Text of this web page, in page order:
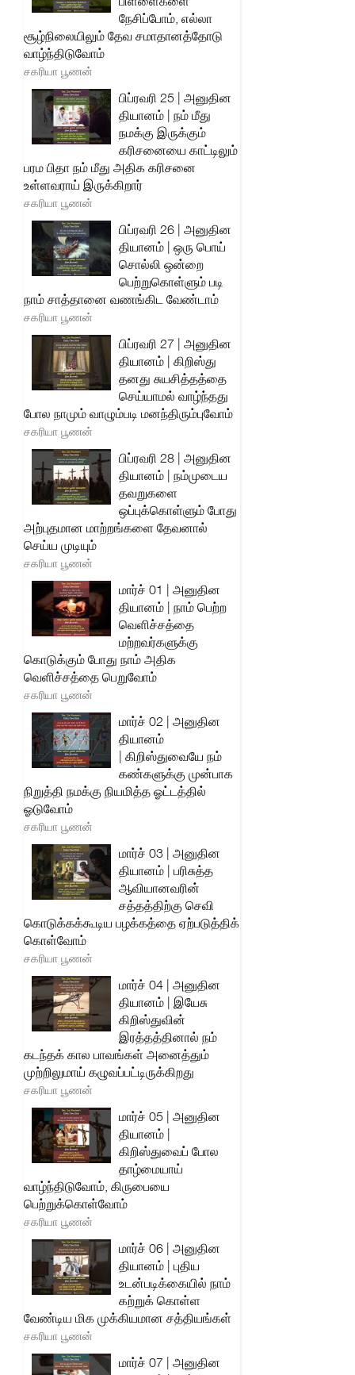
நேசிப்போம், எல்லா
சூழ்நிலையிலும் தேவ சமாதானத்தோடு
வாழ்ந்திடுவோம்
சகரியா பூணன்
பிப்ரவரி 25 | அனுதின
தியானம் | நம் மீது
நமக்கு இருக்கும்
கரிசனையை காட்டிலும்
பரம பிதா நம் மீது அதிக கரிசனை
உள்ளவராய் இருக்கிறார்
சகரியா பூணன்
பிப்ரவரி 26 | அனுதின
தியானம் | ஒரு பொய்
சொல்லி ஒன்றை
பெற்றுகொள்ளும் படி
நாம் சாத்தானை வணங்கிட வேண்டாம்
சகரியா பூணன்
பிப்ரவரி 27 | அனுதின
தியானம் | கிறிஸ்து
தனது சுயசித்தத்தை
செய்யாமல் வாழ்ந்தது
போல நாமும் வாழும்படி மனந்திரும்புவோம்
சகரியா பூணன்
பிப்ரவரி 28 | அனுதின
தியானம் | நம்முடைய
தவறுகளை
ஒப்புக்கொள்ளும் போது
அற்புதமான மாற்றங்களை தேவனால்
செய்ய முடியும்
சகரியா பூணன்
மார்ச் 01 | அனுதின
தியானம் | நாம் பெற்ற
வெளிச்சத்தை
மற்றவர்களுக்கு
கொடுக்கும் போது நாம் அதிக
வெளிச்சத்தை பெறுவோம்
சகரியா பூணன்
மார்ச் 02 | அனுதின
தியானம்
| கிறிஸ்துவையே நம்
கண்களுக்கு முன்பாக
நிறுத்தி நமக்கு நியமித்த ஓட்டத்தில்
ஓடுவோம்
சகரியா பூணன்
மார்ச் 03 | அனுதின
தியானம் | பரிசுத்த
ஆவியானவரின்
சத்தத்திற்கு செவி
கொடுக்கக்கூடிய பழக்கத்தை ஏற்படுத்திக்
கொள்வோம்
சகரியா பூணன்
மார்ச் 04 | அனுதின
தியானம் | இயேசு
கிறிஸ்துவின்
இரத்தத்தினால் நம்
கடந்தக் கால பாவங்கள் அனைத்தும்
முற்றிலுமாய் கழுவப்பட்டிருக்கிறது
சகரியா பூணன்
மார்ச் 05 | அனுதின
தியானம் |
கிறிஸ்துவைப் போல
தாழ்மையாய்
வாழ்ந்திடுவோம், கிருபையை
பெற்றுக்கொள்வோம்
சகரியா பூணன்
மார்ச் 06 | அனுதின
தியானம் | புதிய
உடன்படிக்கையில் நாம்
கற்றுக் கொள்ள
வேண்டிய மிக முக்கியமான சத்தியங்கள்
சகரியா பூணன்
மார்ச் 07 | அனுதின